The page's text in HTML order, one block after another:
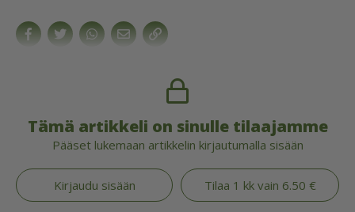
Tämä artikkeli on sinulle tilaajamme
Pääset lukemaan artikkelin kirjautumalla sisään
Kirjaudu sisään Tilaa 1 kk vain 6.50 €